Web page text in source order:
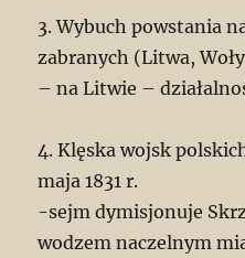
3. Wybuch powstania
zabranych (Litwa,
– na Litwie –
4. Klęska wojsk
maja 1831 r.
-sejm dymisjonuje
wodzem naczelnym